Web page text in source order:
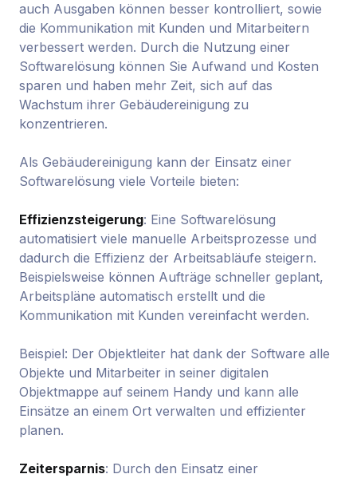
auch Ausgaben können besser kontrolliert, sowie
die Kommunikation mit Kunden und Mitarbeitern
verbessert werden. Durch die Nutzung einer
Softwarelösung können Sie Aufwand und Kosten
sparen und haben mehr Zeit, sich auf das
Wachstum ihrer Gebäudereinigung zu
konzentrieren.
Als Gebäudereinigung kann der Einsatz einer
Softwarelösung viele Vorteile bieten:
Effizienzsteigerung: Eine Softwarelösung
automatisiert viele manuelle Arbeitsprozesse und
dadurch die Effizienz der Arbeitsabläufe steigern.
Beispielsweise können Aufträge schneller geplant,
Arbeitspläne automatisch erstellt und die
Kommunikation mit Kunden vereinfacht werden.
Beispiel: Der Objektleiter hat dank der Software alle
Objekte und Mitarbeiter in seiner digitalen
Objektmappe auf seinem Handy und kann alle
Einsätze an einem Ort verwalten und effizienter
planen.
Zeitersparnis: Durch den Einsatz einer